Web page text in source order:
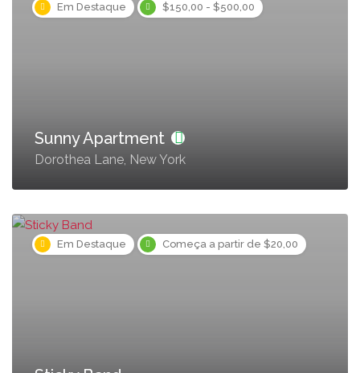
Em Destaque $150,00 - $500,00
Sunny Apartment
Dorothea Lane, New York
Em Destaque Começa a partir de $20,00